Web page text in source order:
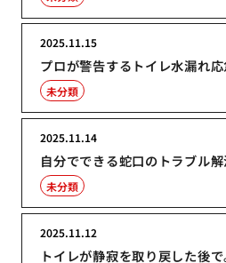
プロが警告するトイレ水漏れ
2025.11.15
未分類
自分でできる蛇口のトラブル
2025.11.14
未分類
トイレが静寂を取り戻した後
2025.11.12